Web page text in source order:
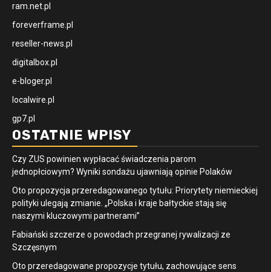
ram.net.pl
foreverframe.pl
reseller-news.pl
digitalbox.pl
e-bloger.pl
localwire.pl
gp7.pl
OSTATNIE WPISY
Czy ZUS powinien wypłacać świadczenia parom
jednopłciowym? Wyniki sondażu ujawniają opinie Polaków
Oto propozycja przeredagowanego tytułu: Priorytety niemieckiej
polityki ulegają zmianie. „Polska i kraje bałtyckie stają się
naszymi kluczowymi partnerami”
Fabiański szczerze o powodach przegranej rywalizacji ze
Szczęsnym
Oto przeredagowane propozycje tytułu, zachowujące sens